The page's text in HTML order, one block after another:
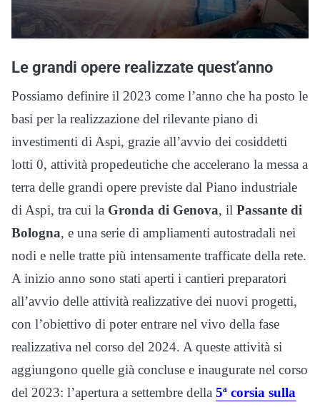
Le grandi opere realizzate quest’anno
Possiamo definire il 2023 come l’anno che ha posto le
basi per la realizzazione del rilevante piano di
investimenti di Aspi, grazie all’avvio dei cosiddetti
lotti 0, attività propedeutiche che accelerano la messa a
terra delle grandi opere previste dal Piano industriale
di Aspi, tra cui la Gronda di Genova, il Passante di
Bologna, e una serie di ampliamenti autostradali nei
nodi e nelle tratte più intensamente trafficate della rete.
A inizio anno sono stati aperti i cantieri preparatori
all’avvio delle attività realizzative dei nuovi progetti,
con l’obiettivo di poter entrare nel vivo della fase
realizzativa nel corso del 2024. A queste attività si
aggiungono quelle già concluse e inaugurate nel corso
del 2023: l’apertura a settembre della 5ª corsia sulla